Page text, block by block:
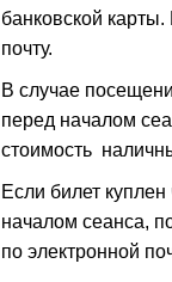
банковской
почту.
В случае
перед началом
стоимость
Если билет
началом сеанса,
по электронной